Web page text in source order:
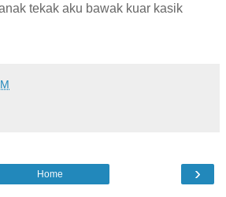
tekak aku bawak kuar kasik
›
Home